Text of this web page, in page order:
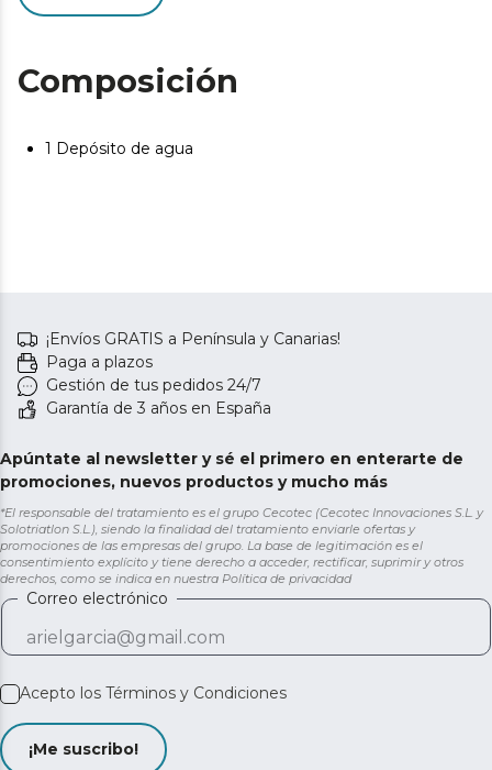
Composición
1 Depósito de agua
¡Envíos GRATIS a Península y Canarias!
Paga a plazos
Gestión de tus pedidos 24/7
Garantía de 3 años en España
Apúntate al newsletter y sé el primero en enterarte de
promociones, nuevos productos y mucho más
*El responsable del tratamiento es el grupo Cecotec (Cecotec Innovaciones S.L. y
Solotriatlon S.L.), siendo la finalidad del tratamiento enviarle ofertas y
promociones de las empresas del grupo. La base de legitimación es el
consentimiento explícito y tiene derecho a acceder, rectificar, suprimir y otros
derechos, como se indica en nuestra Política de privacidad
Correo electrónico
Acepto los Términos y Condiciones
¡Me suscribo!